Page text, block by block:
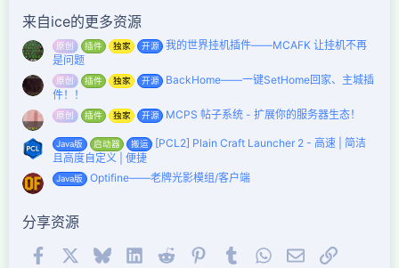
来自ice的更多资源
原创 插件 独家 开源
我的世界挂机插件——MCAFK 让挂机不再
是问题
原创 插件 独家 开源
BackHome——一键SetHome回家、主城插
件！！
原创 插件 独家 开源 MCPS 帖子系统 - 扩展你的服务器生态！
Java版 启动器 搬运
[PCL2] Plain Craft Launcher 2 - 高速 | 简洁
且高度自定义 | 便捷
Java版 Optifine——老牌光影模组/客户端
分享资源
FacebookX (Twitter)
Bluesky LinkedInReddit PinterestTumblrWhatsApp
邮件 链接